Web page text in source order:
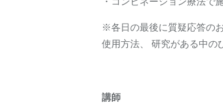
※各日の最後に質疑応答の
使用方法、 研究がある中の
講師